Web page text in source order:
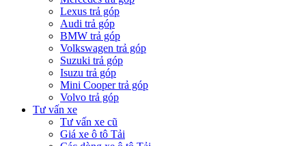
Lexus trả góp
Audi trả góp
BMW trả góp
Volkswagen trả góp
Suzuki trả góp
Isuzu trả góp
Mini Cooper trả góp
Volvo trả góp
Tư vấn xe
Tư vấn xe cũ
Giá xe ô tô Tải